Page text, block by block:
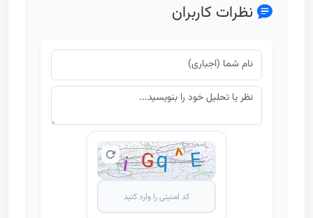
نظرات کاربران